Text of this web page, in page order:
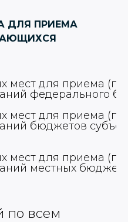
ДЛЯ ПРИЕМА
мест для приема
федерального
мест для приема
бюджетов
мест для приема
местных
по всем